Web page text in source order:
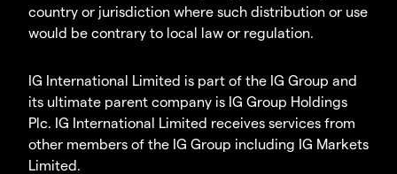
country or jurisdiction where such distribution or use
would be contrary to local law or regulation.
IG International Limited is part of the IG Group and
its ultimate parent company is IG Group Holdings
Plc. IG International Limited receives services from
other members of the IG Group including IG Markets
Limited.